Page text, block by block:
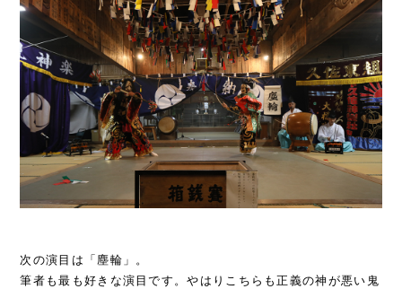
次の演目は「塵輪」。
筆者も最も好きな演目です。やはりこちらも正義の神が悪い鬼